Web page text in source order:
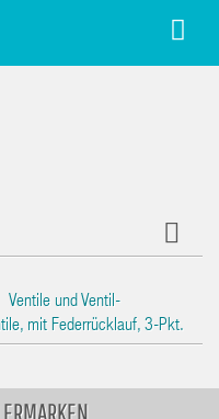
Ventile und Ventil-
mit Federrücklauf, 3-Pkt.